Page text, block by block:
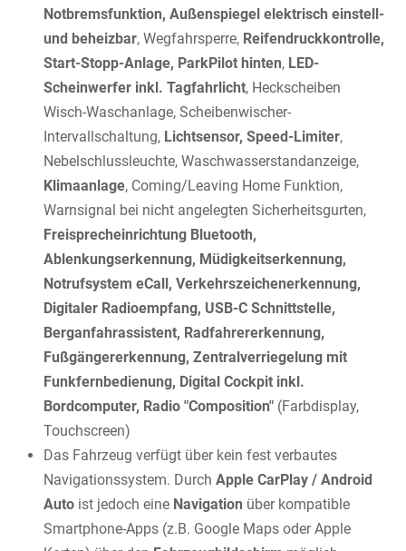
Notbremsfunktion, Außenspiegel elektrisch einstell-
und beheizbar, Wegfahrsperre, Reifendruckkontrolle,
Start-Stopp-Anlage, ParkPilot hinten, LED-
Scheinwerfer inkl. Tagfahrlicht, Heckscheiben
Wisch-Waschanlage, Scheibenwischer-
Intervallschaltung, Lichtsensor, Speed-Limiter,
Nebelschlussleuchte, Waschwasserstandanzeige,
Klimaanlage, Coming/Leaving Home Funktion,
Warnsignal bei nicht angelegten Sicherheitsgurten,
Freisprecheinrichtung Bluetooth,
Ablenkungserkennung, Müdigkeitserkennung,
Notrufsystem eCall, Verkehrszeichenerkennung,
Digitaler Radioempfang, USB-C Schnittstelle,
Berganfahrassistent, Radfahrererkennung,
Fußgängererkennung, Zentralverriegelung mit
Funkfernbedienung, Digital Cockpit inkl.
Bordcomputer, Radio "Composition" (Farbdisplay,
Touchscreen)
Das Fahrzeug verfügt über kein fest verbautes
Navigationssystem. Durch Apple CarPlay / Android
Auto ist jedoch eine Navigation über kompatible
Smartphone-Apps (z.B. Google Maps oder Apple